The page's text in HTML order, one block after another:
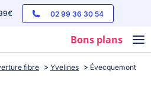
02 99 36 30 54
Bons plans
fibre Yvelines Évecquemont